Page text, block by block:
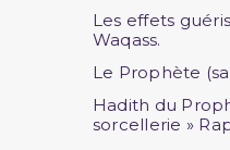
Les effets
Waqass.
Le Prophète
Hadith du
sorcellerie »